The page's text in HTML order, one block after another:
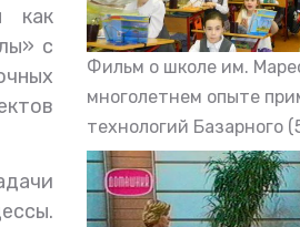
как
с
Фильм о школе им.
многолетнем опыте
технологий Базарного